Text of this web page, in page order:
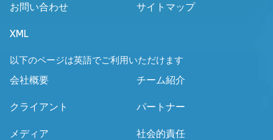
お問い合わせ サイトマップ
XML
以下のページは英語でご利用いただけます
会社概要
チーム紹介
クライアント パートナー
メディア 社会的責任